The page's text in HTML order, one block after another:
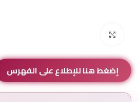
إضغط هنا للإطلاع على الفهرس